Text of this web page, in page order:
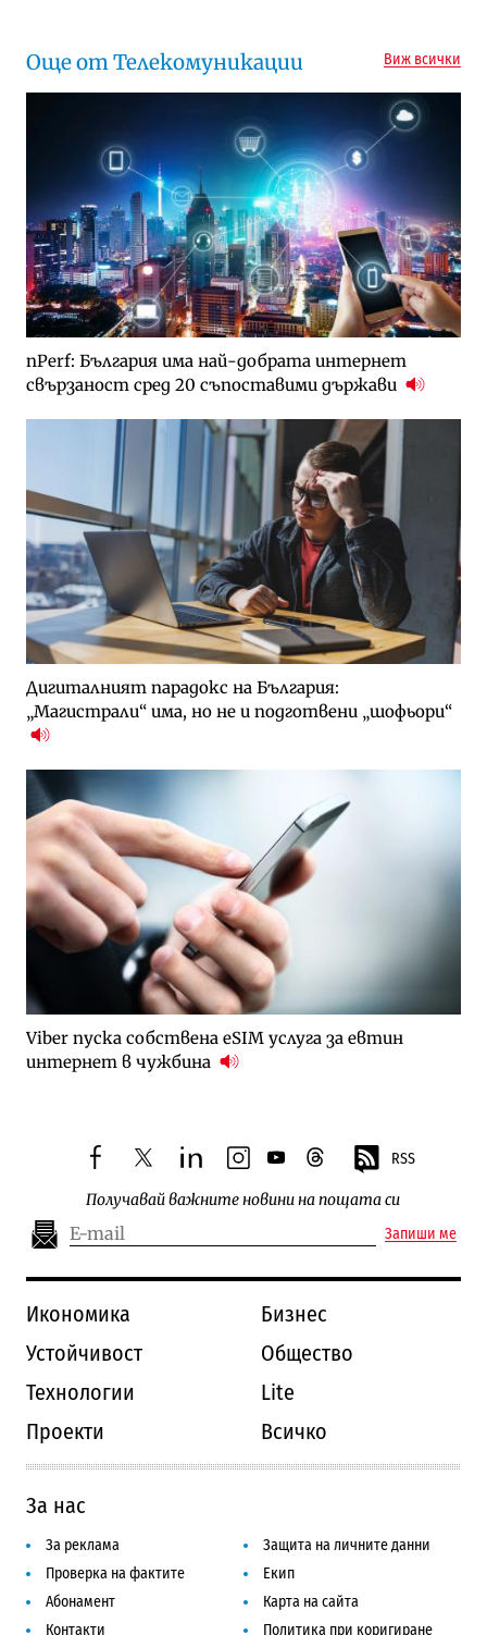
Още от Телекомуникации Виж всички
nPerf: България има най-добрата интернет
свързаност сред 20 съпоставими държави
Дигиталният парадокс на България:
„Магистрали“ има, но не и подготвени „шофьори“
Viber пуска собствена eSIM услуга за евтин
интернет в чужбина
facebooktwitterlinkedininstagram
youtubethreads RSS
Получавай важните новини на пощата си
Запиши ме
Икономика
Бизнес
Устойчивост
Общество
Технологии
Lite
Проекти
Всичко
За нас
За реклама
Защита на личните данни
Проверка на фактите
Екип
Абонамент
Карта на сайта
Контакти
Политика при коригиране